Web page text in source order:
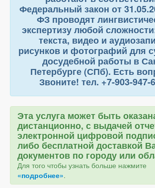
Федеральный закон от
ФЗ проводят
экспертизу любой
текста, видео и
рисунков и фотографий для
досудебной работы в
Петербурге (СПб). Есть
Звоните! тел. +7-903-947-
Эта услуга может быть
дистанционно, с выдачей
электронной цифровой
либо бесплатной доставкой
документов по городу или
Для того чтобы узнать больше нажмите
«подробнее».